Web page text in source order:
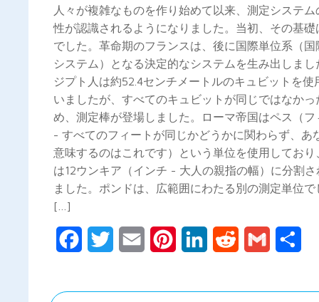
人々が複雑なものを作り始めて以来、測定システム
性が認識されるようになりました。当初、その基礎
でした。革命期のフランスは、後に国際単位系（国
システム）となる決定的なシステムを生み出しまし
ジプト人は約52.4センチメートルのキュビットを使
いましたが、すべてのキュビットが同じではなかっ
め、測定棒が登場しました。ローマ帝国はペス（フ
- すべてのフィートが同じかどうかに関わらず、あ
意味するのはこれです）という単位を使用しており
は12ウンキア（インチ - 大人の親指の幅）に分割さ
ました。ポンドは、広範囲にわたる別の測定単位で
[…]
FacebookTwitter Email PinterestLinkedIn Reddit Gmail